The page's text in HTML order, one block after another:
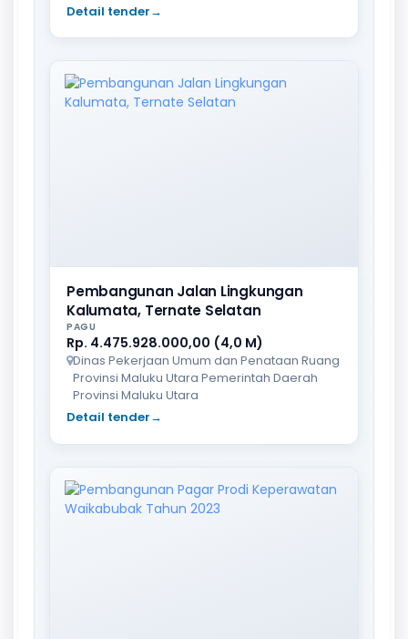
Detail tender→
Pembangunan Jalan Lingkungan
Kalumata, Ternate Selatan
PAGU
Rp. 4.475.928.000,00 (4,0 M)
Dinas Pekerjaan Umum dan Penataan Ruang
Provinsi Maluku Utara Pemerintah Daerah
Provinsi Maluku Utara
Detail tender→